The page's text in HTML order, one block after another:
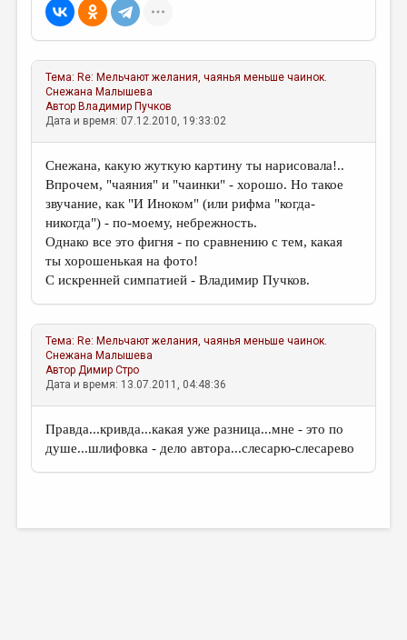
ЦИКЛЫ ПУБЛИКАЦИЙ
МЕДИА
ВКОНТАКТЕ
Тема: Re: Мельчают желания, чаянья меньше чаинок.
Снежана Малышева
Автор Владимир Пучков
Дата и время: 07.12.2010, 19:33:02
Снежана, какую жуткую картину ты нарисовала!..
Впрочем, "чаяния" и "чаинки" - хорошо. Но такое
звучание, как "И Иноком" (или рифма "когда-
никогда") - по-моему, небрежность.
Однако все это фигня - по сравнению с тем, какая
ты хорошенькая на фото!
С искренней симпатией - Владимир Пучков.
Тема: Re: Мельчают желания, чаянья меньше чаинок.
Снежана Малышева
АвторДимир Стро
Дата и время: 13.07.2011, 04:48:36
Правда...кривда...какая уже разница...мне - это по
душе...шлифовка - дело автора...слесарю-слесарево